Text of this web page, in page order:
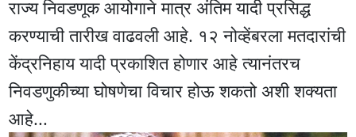
राज्य निवडणूक आयोगाने मात्र अंतिम यादी प्रसिद्ध
करण्याची तारीख वाढवली आहे. १२ नोव्हेंबरला मतदारांची
केंद्रनिहाय यादी प्रकाशित होणार आहे त्यानंतरच
निवडणुकीच्या घोषणेचा विचार होऊ शकतो अशी शक्यता
आहे...